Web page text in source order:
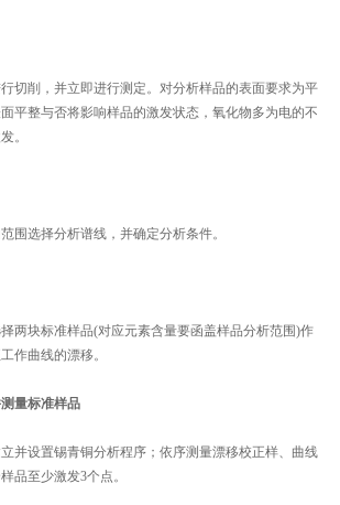
切削，并立即进行测定。对分析样品的表面要求为平
平整与否将影响样品的激发状态，氧化物多为电的不
。
围选择分析谱线，并确定分析条件。
两块标准样品(对应元素含量要函盖样品分析范围)作
作曲线的漂移。
量标准样品
并设置锡青铜分析程序；依序测量漂移校正样、曲线
品至少激发3个点。